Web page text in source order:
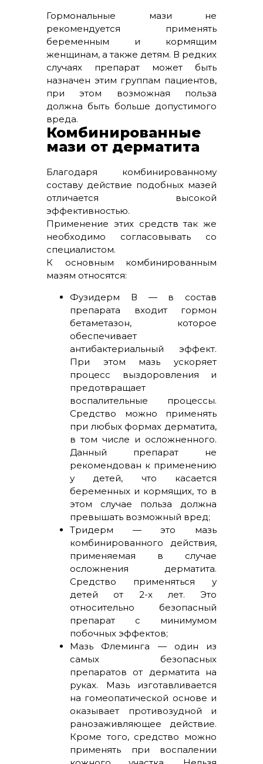
Гормональные мази не
рекомендуется применять
беременным и кормящим
женщинам, а также детям. В редких
случаях препарат может быть
назначен этим группам пациентов,
при этом возможная польза
должна быть больше допустимого
вреда.
Комбинированные
мази от дерматита
Благодаря комбинированному
составу действие подобных мазей
отличается высокой
эффективностью.
Применение этих средств так же
необходимо согласовывать со
специалистом.
К основным комбинированным
мазям относятся:
Фузидерм В — в состав
препарата входит гормон
бетаметазон, которое
обеспечивает
антибактериальный эффект.
При этом мазь ускоряет
процесс выздоровления и
предотвращает
воспалительные процессы.
Средство можно применять
при любых формах дерматита,
в том числе и осложненного.
Данный препарат не
рекомендован к применению
у детей, что касается
беременных и кормящих, то в
этом случае польза должна
превышать возможный вред;
Тридерм — это мазь
комбинированного действия,
применяемая в случае
осложнения дерматита.
Средство применяться у
детей от 2-х лет. Это
относительно безопасный
препарат с минимумом
побочных эффектов;
Мазь Флеминга — один из
самых безопасных
препаратов от дерматита на
руках. Мазь изготавливается
на гомеопатической основе и
оказывает противозудной и
ранозаживляющее действие.
Кроме того, средство можно
применять при воспалении